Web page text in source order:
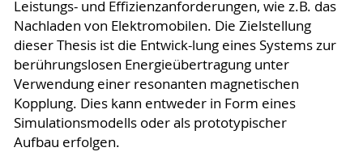
Leistungs- und Effizienzanforderungen, wie z.B. das
Nachladen von Elektromobilen. Die Zielstellung
dieser Thesis ist die Entwick-lung eines Systems zur
berührungslosen Energieübertragung unter
Verwendung einer resonanten magnetischen
Kopplung. Dies kann entweder in Form eines
Simulationsmodells oder als prototypischer
Aufbau erfolgen.